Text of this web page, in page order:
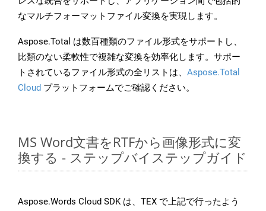
なマルチフォーマットファイル変換を実現します。
Aspose.Total は数百種類のファイル形式をサポートし、
比類のない柔軟性で複雑な変換を効率化します。サポー
トされているファイル形式の全リストは、 Aspose.Total
Cloud プラットフォームでご確認ください。
MS Word文書をRTFから画像形式に変
換する - ステップバイステップガイド
Aspose.Words Cloud SDK は、TEX で上記で行ったよう